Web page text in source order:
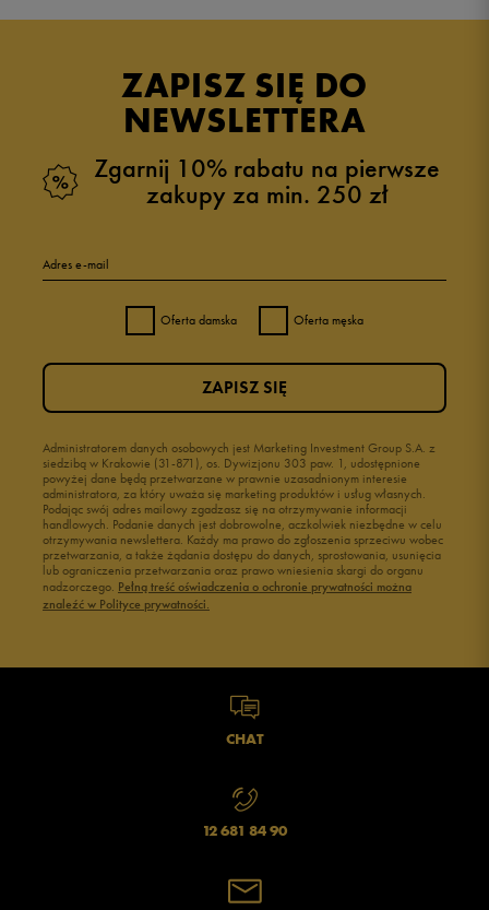
ZAPISZ SIĘ DO
NEWSLETTERA
Zgarnij 10% rabatu na pierwsze
zakupy za min. 250 zł
Adres e-mail
Oferta damska Oferta męska
Administratorem danych osobowych jest Marketing Investment Group S.A. z
siedzibą w Krakowie (31-871), os. Dywizjonu 303 paw. 1, udostępnione
powyżej dane będą przetwarzane w prawnie uzasadnionym interesie
administratora, za który uważa się marketing produktów i usług własnych.
Podając swój adres mailowy zgadzasz się na otrzymywanie informacji
handlowych. Podanie danych jest dobrowolne, aczkolwiek niezbędne w celu
otrzymywania newslettera. Każdy ma prawo do zgłoszenia sprzeciwu wobec
przetwarzania, a także żądania dostępu do danych, sprostowania, usunięcia
lub ograniczenia przetwarzania oraz prawo wniesienia skargi do organu
nadzorczego. Pełną treść oświadczenia o ochronie prywatności można
znaleźć w Polityce prywatności.
ZAPISZ SIĘ
CHAT
12 681 84 90